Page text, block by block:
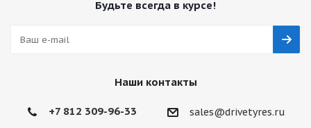
Будьте всегда в курсе!
Наши контакты
+7 812 309-96-33 sales@drivetyres.ru